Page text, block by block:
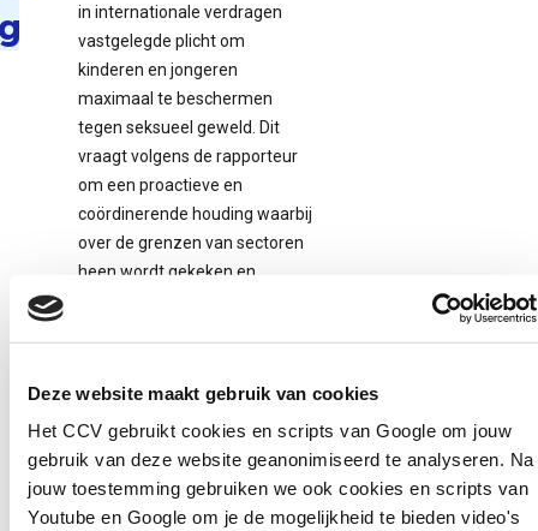
Deze website maakt gebruik van cookies
Het CCV gebruikt cookies en scripts van Google om jouw
gebruik van deze website geanonimiseerd te analyseren. Na
jouw toestemming gebruiken we ook cookies en scripts van
Youtube en Google om je de mogelijkheid te bieden video's
in internationale verdragen
vastgelegde plicht om
kinderen en jongeren
maximaal te beschermen
tegen seksueel geweld. Dit
vraagt volgens de rapporteur
om een proactieve en
coördinerende houding waarbij
over de grenzen van sectoren
heen wordt gekeken en
Aanbevelingen
De aanbevelingen van de
commissies en het onderzoek
van de Nationaal Rapporteur